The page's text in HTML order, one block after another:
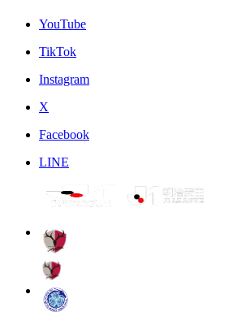
YouTube
TikTok
Instagram
X
Facebook
LINE